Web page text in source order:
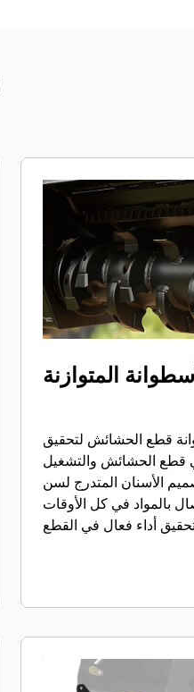
المتوازنة
قطع الحشائش لتحقيق
قطع الحشائش والتشغيل
الأسنان المتدرج لسن
بالمواد في كل الأوقات